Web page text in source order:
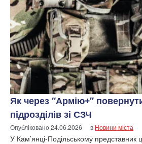
Як через “Армію+”
підрозділів зі СЗЧ
Опубліковано24.06.2026 в Новини міста
У Кам’янці-Подільському представник